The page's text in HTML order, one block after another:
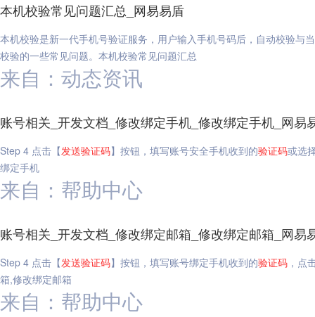
本机校验常见问题汇总_网易易盾
本机校验是新一代手机号验证服务，用户输入手机号码后，自动校验与
校验的一些常见问题。本机校验常见问题汇总
来自：动态资讯
账号相关_开发文档_修改绑定手机_修改绑定手机_网易
Step 4 点击【发送验证码】按钮，填写账号安全手机收到的验证码或选
绑定手机
来自：帮助中心
账号相关_开发文档_修改绑定邮箱_修改绑定邮箱_网易
Step 4 点击【发送验证码】按钮，填写账号绑定手机收到的验证码 ，点
箱,修改绑定邮箱
来自：帮助中心